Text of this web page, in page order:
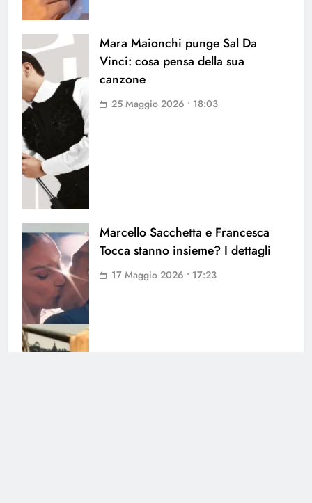
Mara Maionchi punge Sal Da
Vinci: cosa pensa della sua
canzone
25 Maggio 2026 • 18:03
Marcello Sacchetta e Francesca
Tocca stanno insieme? I dettagli
17 Maggio 2026 • 17:23